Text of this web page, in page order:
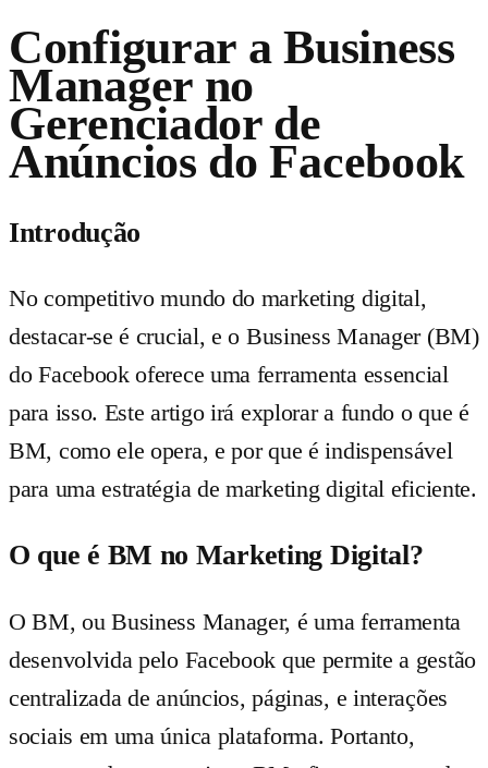
Configurar a Business
Manager no
Gerenciador de
Anúncios do Facebook
Introdução
No competitivo mundo do marketing digital,
destacar-se é crucial, e o Business Manager (BM)
do Facebook oferece uma ferramenta essencial
para isso. Este artigo irá explorar a fundo o que é
BM, como ele opera, e por que é indispensável
para uma estratégia de marketing digital eficiente.
O que é BM no Marketing Digital?
O BM, ou Business Manager, é uma ferramenta
desenvolvida pelo Facebook que permite a gestão
centralizada de anúncios, páginas, e interações
sociais em uma única plataforma. Portanto,